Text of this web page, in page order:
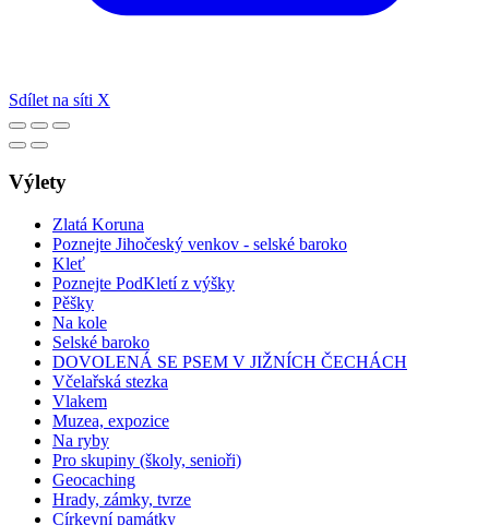
Sdílet na síti X
Výlety
Zlatá Koruna
Poznejte Jihočeský venkov - selské baroko
Kleť
Poznejte PodKletí z výšky
Pěšky
Na kole
Selské baroko
DOVOLENÁ SE PSEM V JIŽNÍCH ČECHÁCH
Včelařská stezka
Vlakem
Muzea, expozice
Na ryby
Pro skupiny (školy, senioři)
Geocaching
Hrady, zámky, tvrze
Církevní památky